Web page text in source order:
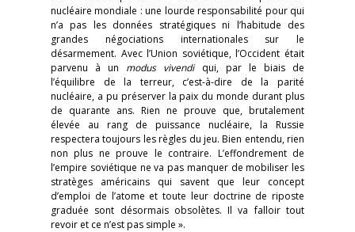
nucléaire mondiale : une lourde responsabilité pour qui
n’a pas les données stratégiques ni l’habitude des
grandes négociations internationales sur le
désarmement. Avec l’Union soviétique, l’Occident était
parvenu à un modus vivendi qui, par le biais de
l’équilibre de la terreur, c’est-à-dire de la parité
nucléaire, a pu préserver la paix du monde durant plus
de quarante ans. Rien ne prouve que, brutalement
élevée au rang de puissance nucléaire, la Russie
respectera toujours les règles du jeu. Bien entendu, rien
non plus ne prouve le contraire. L’effondrement de
l’empire soviétique ne va pas manquer de mobiliser les
stratèges américains qui savent que leur concept
d’emploi de l’atome et toute leur doctrine de riposte
graduée sont désormais obsolètes. Il va falloir tout
revoir et ce n’est pas simple ».